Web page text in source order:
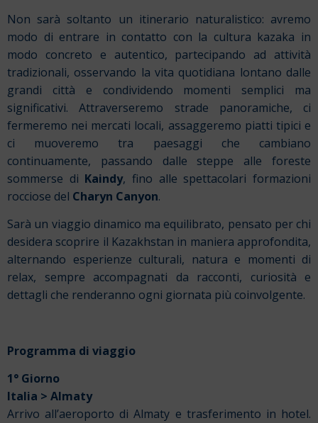
Non sarà soltanto un itinerario naturalistico: avremo
modo di entrare in contatto con la cultura kazaka in
modo concreto e autentico, partecipando ad attività
tradizionali, osservando la vita quotidiana lontano dalle
grandi città e condividendo momenti semplici ma
significativi. Attraverseremo strade panoramiche, ci
fermeremo nei mercati locali, assaggeremo piatti tipici e
ci muoveremo tra paesaggi che cambiano
continuamente, passando dalle steppe alle foreste
sommerse di Kaindy, fino alle spettacolari formazioni
rocciose del Charyn Canyon.
Sarà un viaggio dinamico ma equilibrato, pensato per chi
desidera scoprire il Kazakhstan in maniera approfondita,
alternando esperienze culturali, natura e momenti di
relax, sempre accompagnati da racconti, curiosità e
dettagli che renderanno ogni giornata più coinvolgente.
Programma di viaggio
1° Giorno
Italia > Almaty
Arrivo all’aeroporto di Almaty e trasferimento in hotel.